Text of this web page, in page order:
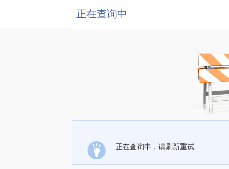
正在查询中
正在查询中，请刷新重试